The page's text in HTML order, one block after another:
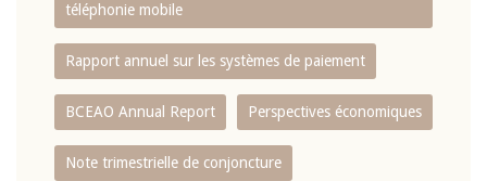
téléphonie mobile
Rapport annuel sur les systèmes de paiement
BCEAO Annual Report Perspectives économiques
Note trimestrielle de conjoncture